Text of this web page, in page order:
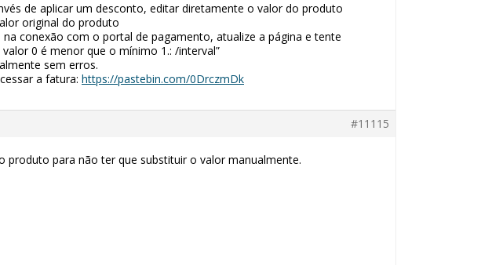
de aplicar um desconto, editar diretamente o valor do produto
original do produto
conexão com o portal de pagamento, atualize a página e tente
0 é menor que o mínimo 1.: /interval”
sem erros.
a fatura: https://pastebin.com/0DrczmDk
#11115
para não ter que substituir o valor manualmente.